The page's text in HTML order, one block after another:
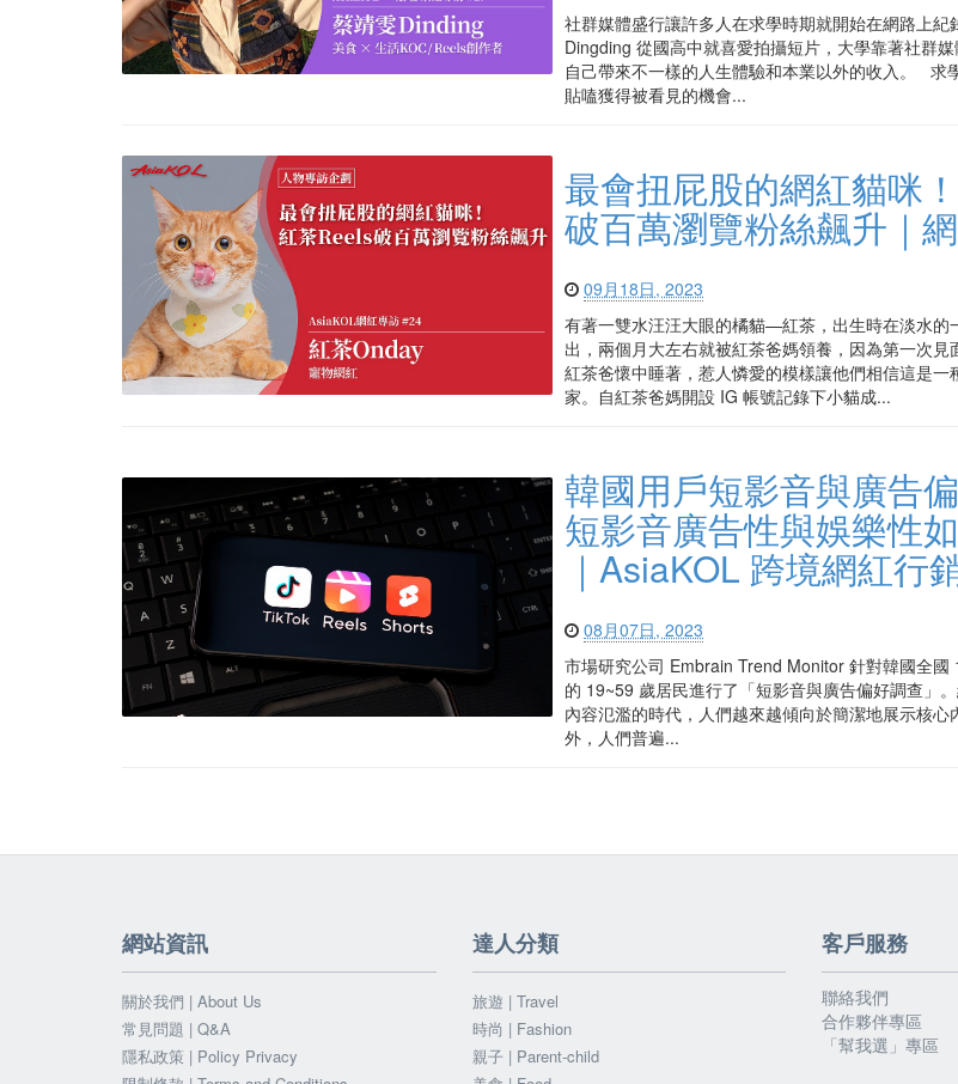
社群媒體盛行讓許多人在求學時期就開始在網路上紀
Dingding 從國高中就喜愛拍攝短片，大學靠著社群
自己帶來不一樣的人生體驗和本業以外的收入。 求
貼嗑獲得被看見的機會...
最會扭屁股的網紅貓咪
破百萬瀏覽粉絲飆升｜
09月18日, 2023
有著一雙水汪汪大眼的橘貓—紅茶，出生時在淡水的
出，兩個月大左右就被紅茶爸媽領養，因為第一次
紅茶爸懷中睡著，惹人憐愛的模樣讓他們相信這是一
家。自紅茶爸媽開設 IG 帳號記錄下小貓成...
韓國用戶短影音與廣告
短影音廣告性與娛樂性
｜AsiaKOL 跨境網紅行
08月07日, 2023
市場研究公司 Embrain Trend Monitor 針對韓國全國
的 19~59 歲居民進行了「短影音與廣告偏好調查」
內容氾濫的時代，人們越來越傾向於簡潔地展示核心
外，人們普遍...
網站資訊
關於我們 | About Us
常見問題 | Q&A
隱私政策 | Policy Privacy
達人分類
旅遊 | Travel
時尚 | Fashion
親子 | Parent-child
客戶服務
聯絡我們
合作夥伴專區
「幫我選」專區